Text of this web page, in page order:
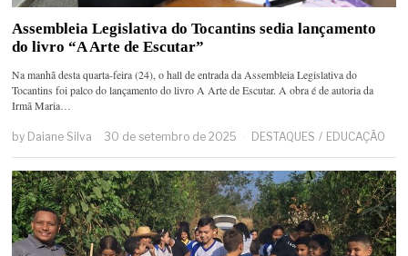
Assembleia Legislativa do Tocantins sedia lançamento
do livro “A Arte de Escutar”
Na manhã desta quarta-feira (24), o hall de entrada da Assembleia Legislativa do
Tocantins foi palco do lançamento do livro A Arte de Escutar. A obra é de autoria da
Irmã Maria…
by Daiane Silva 30 de setembro de 2025 DESTAQUES / EDUCAÇÃO